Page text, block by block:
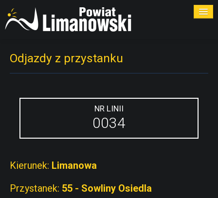
PRZYSTANKI
PRZEWOŹNICY
Odjazdy z przystanku
NR LINII
0034
Kierunek: Limanowa
Przystanek: 55 - Sowliny Osiedla